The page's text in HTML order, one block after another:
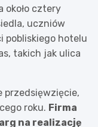
około cztery
uczniów
pobliskiego hotelu
takich jak ulica
przedsięwzięcie,
roku. Firma
na realizację